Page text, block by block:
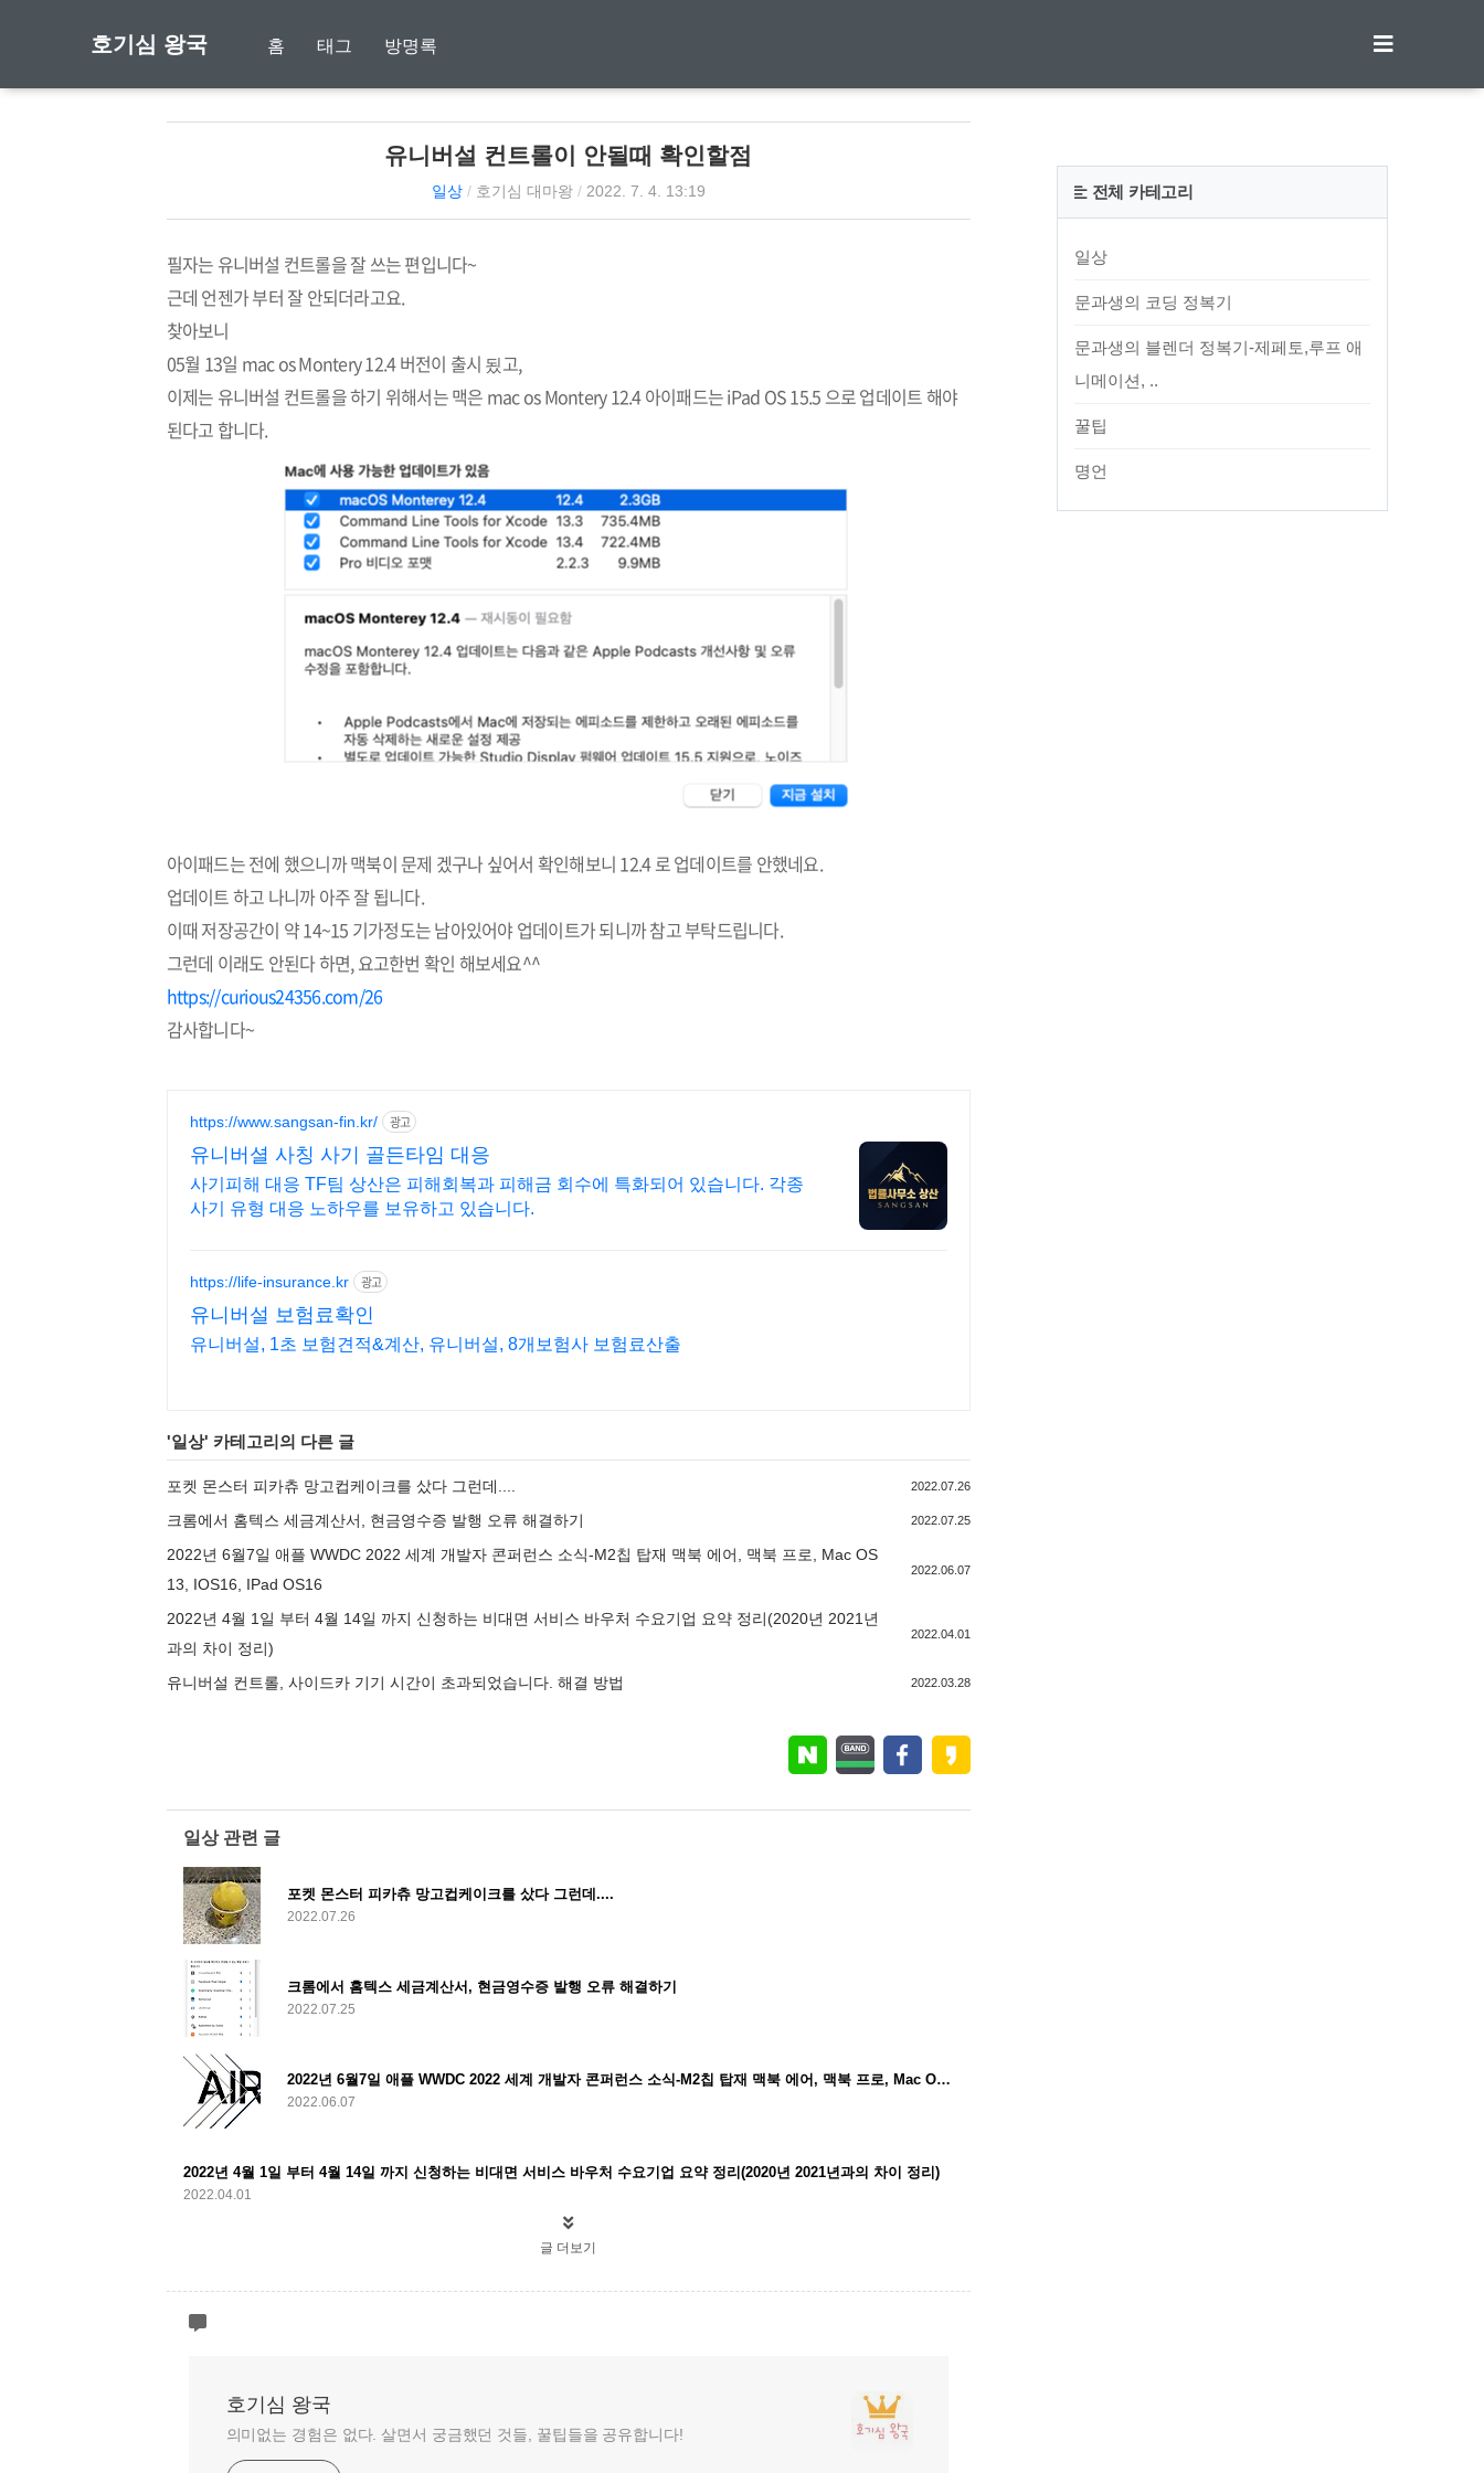
호기심 왕국 홈 태그 방명록
유니버설 컨트롤이 안될때 확인할점
일상 / 호기심 대마왕/ 2022. 7. 4. 13:19
필자는 유니버설 컨트롤을 잘 쓰는 편입니다~
근데 언젠가 부터 잘 안되더라고요.
찾아보니
05월 13일 mac os Montery 12.4 버전이 출시 됬고,
이제는 유니버설 컨트롤을 하기 위해서는 맥은 mac os Montery 12.4 아이패드는 iPad OS 15.5 으로 업데이트 해야
된다고 합니다.
아이패드는 전에 했으니까 맥북이 문제 겠구나 싶어서 확인해보니 12.4 로 업데이트를 안했네요.
업데이트 하고 나니까 아주 잘 됩니다.
이때 저장공간이 약 14~15 기가정도는 남아있어야 업데이트가 되니까 참고 부탁드립니다.
그런데 이래도 안된다 하면, 요고한번 확인 해보세요^^
https://curious24356.com/26
감사합니다~
https://www.sangsan-fin.kr/ 광고
유니버셜 사칭 사기 골든타임 대응
사기피해 대응 TF팀 상산은 피해회복과 피해금 회수에 특화되어 있습니다. 각종
사기 유형 대응 노하우를 보유하고 있습니다.
https://life-insurance.kr 광고
유니버설 보험료확인
유니버설, 1초 보험견적&계산, 유니버설, 8개보험사 보험료산출
'일상' 카테고리의 다른 글
포켓 몬스터 피카츄 망고컵케이크를 샀다 그런데.... 2022.07.26
크롬에서 홈텍스 세금계산서, 현금영수증 발행 오류 해결하기 2022.07.25
2022년 6월7일 애플 WWDC 2022 세계 개발자 콘퍼런스 소식-M2칩 탑재 맥북 에어, 맥북 프로, Mac OS
13, IOS16, IPad OS16
2022.06.07
2022년 4월 1일 부터 4월 14일 까지 신청하는 비대면 서비스 바우처 수요기업 요약 정리(2020년 2021년
과의 차이 정리)
2022.04.01
유니버설 컨트롤, 사이드카 기기 시간이 초과되었습니다. 해결 방법 2022.03.28
일상 관련 글
포켓 몬스터 피카츄 망고컵케이크를 샀다 그런데....
2022.07.26
크롬에서 홈텍스 세금계산서, 현금영수증 발행 오류 해결하기
2022.07.25
2022년 6월7일 애플 WWDC 2022 세계 개발자 콘퍼런스 소식-M2칩 탑재 맥북 에어, 맥북 프로, Mac OS 13, IOS16, IPad OS16
2022.06.07
2022년 4월 1일 부터 4월 14일 까지 신청하는 비대면 서비스 바우처 수요기업 요약 정리(2020년 2021년과의 차이 정리)
2022.04.01
글 더보기
호기심 왕국
의미없는 경험은 없다. 살면서 궁금했던 것들, 꿀팁들을 공유합니다!
전체 카테고리
일상
문과생의 코딩 정복기
문과생의 블렌더 정복기-제페토,루프 애
니메이션, ..
꿀팁
명언